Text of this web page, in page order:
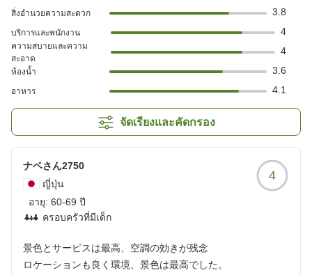
สิ่งอำนวยความสะดวก 3.8
บริการและพนักงาน 4
ความสบายและความ
สะอาด
4
ห้องน้ำ 3.6
อาหาร 4.1
จัดเรียงและคัดกรอง
ナベさん2750
ญี่ปุ่น
อายุ: 60-69 ปี
ครอบครัวที่มีเด็ก
4
景色とサービスは最高、空調の効きが残念
ロケーションも良く環境、景色は最高でした。